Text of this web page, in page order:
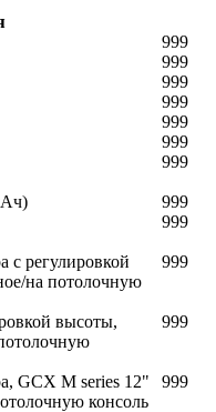
999
999
999
999
999
999
999
999
999
с регулировкой
на потолочную
999
высоты,
999
GCX M series 12"
консоль
999